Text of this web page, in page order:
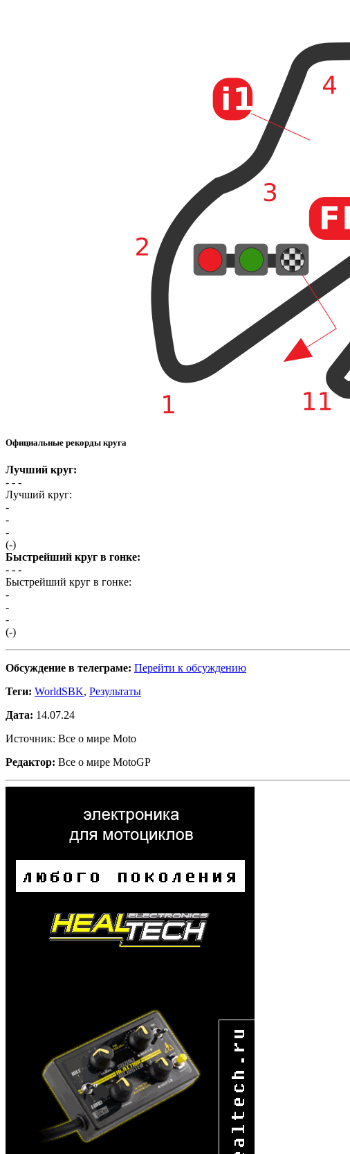
Официальные рекорды круга
Лучший круг:
- - -
Лучший круг:
-
-
-
(-)
Быстрейший круг в гонке:
- - -
Быстрейший круг в гонке:
-
-
-
(-)
Обсуждение в телеграме: Перейти к обсуждению
Теги: WorldSBK, Результаты
Дата: 14.07.24
Источник: Все о мире Moto
Редактор: Все о мире MotoGP